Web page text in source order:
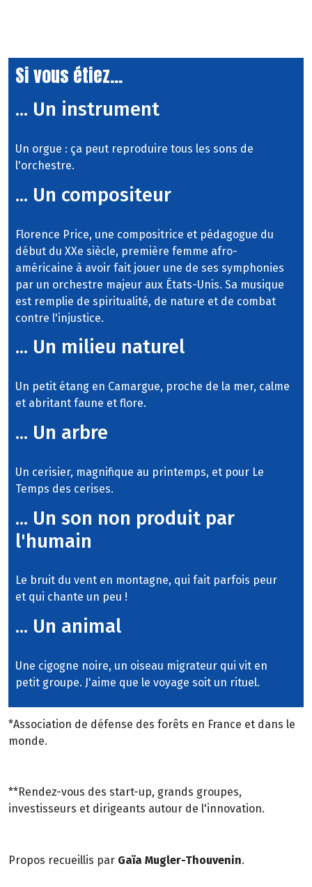
Si vous étiez...
... Un instrument
Un orgue : ça peut reproduire tous les sons de
l'orchestre.
... Un compositeur
Florence Price, une compositrice et pédagogue du
début du XXe siècle, première femme afro-
américaine à avoir fait jouer une de ses symphonies
par un orchestre majeur aux États-Unis. Sa musique
est remplie de spiritualité, de nature et de combat
contre l'injustice.
... Un milieu naturel
Un petit étang en Camargue, proche de la mer, calme
et abritant faune et flore.
... Un arbre
Un cerisier, magnifique au printemps, et pour Le
Temps des cerises.
... Un son non produit par
l'humain
Le bruit du vent en montagne, qui fait parfois peur
et qui chante un peu !
... Un animal
Une cigogne noire, un oiseau migrateur qui vit en
petit groupe. J'aime que le voyage soit un rituel.
*Association de défense des forêts en France et dans le
monde.
**Rendez-vous des start-up, grands groupes,
investisseurs et dirigeants autour de l'innovation.
Propos recueillis par Gaïa Mugler-Thouvenin.